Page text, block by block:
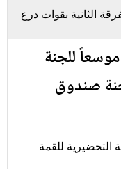
الثانية بقوات درع
للجنة
صندوق
التحضيرية للقمة